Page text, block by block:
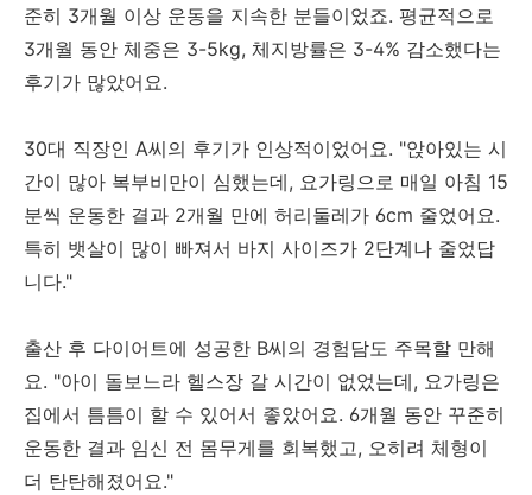
준히 3개월 이상 운동을 지속한 분들이었죠. 평균적으로
3개월 동안 체중은 3-5kg, 체지방률은 3-4% 감소했다는
후기가 많았어요.
30대 직장인 A씨의 후기가 인상적이었어요. "앉아있는 시
간이 많아 복부비만이 심했는데, 요가링으로 매일 아침 15
분씩 운동한 결과 2개월 만에 허리둘레가 6cm 줄었어요.
특히 뱃살이 많이 빠져서 바지 사이즈가 2단계나 줄었답
니다."
출산 후 다이어트에 성공한 B씨의 경험담도 주목할 만해
요. "아이 돌보느라 헬스장 갈 시간이 없었는데, 요가링은
집에서 틈틈이 할 수 있어서 좋았어요. 6개월 동안 꾸준히
운동한 결과 임신 전 몸무게를 회복했고, 오히려 체형이
더 탄탄해졌어요."